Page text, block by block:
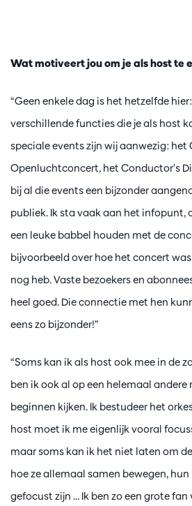
Wat motiveert jou om je als host te
“Geen enkele dag is het hetzelfde
verschillende functies die je als host
speciale events zijn wij aanwezig: het
Openluchtconcert, het Conductor’s
bij al die events een bijzonder
publiek. Ik sta vaak aan het infopunt,
een leuke babbel houden met de
bijvoorbeeld over hoe het concert
nog heb. Vaste bezoekers en
heel goed. Die connectie met hen
eens zo bijzonder!”
“Soms kan ik als host ook mee in de
ben ik ook al op een helemaal
beginnen kijken. Ik bestudeer het
host moet ik me eigenlijk vooral
maar soms kan ik het niet laten om
hoe ze allemaal samen bewegen,
gefocust zijn … Ik ben zo een grote fan